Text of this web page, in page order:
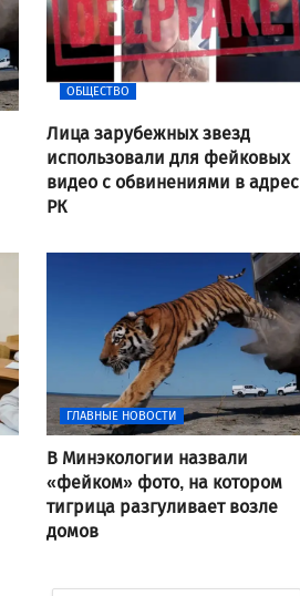
ОБЩЕСТВО
Лица зарубежных звезд
использовали для фейковых
видео с обвинениями в адрес
РК
ГЛАВНЫЕ НОВОСТИ
В Минэкологии назвали
«фейком» фото, на котором
тигрица разгуливает возле
домов